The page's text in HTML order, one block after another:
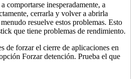
comportarse inesperadamente, a
cerrarla y volver a abrirla
resuelve estos problemas. Esto
que tiene problemas de rendimiento.
de forzar el cierre de aplicaciones en
Forzar detención. Prueba el que